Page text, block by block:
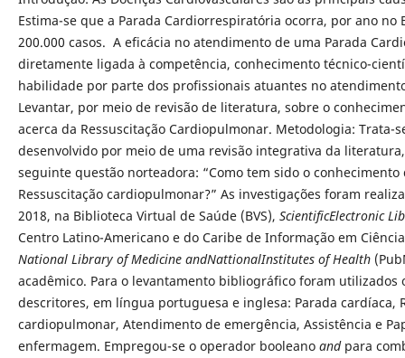
Estima-se que a Parada Cardiorrespiratória ocorra, por ano no
200.000 casos. A eficácia no atendimento de uma Parada
diretamente ligada à competência, conhecimento técnico-
habilidade por parte dos profissionais atuantes no
Levantar, por meio de revisão de literatura, sobre o
acerca da Ressuscitação Cardiopulmonar. Metodologia: Trata-
desenvolvido por meio de uma revisão integrativa da
seguinte questão norteadora: “Como tem sido o
Ressuscitação cardiopulmonar?” As investigações foram
2018, na Biblioteca Virtual de Saúde (BVS), ScientificElectronic
Centro Latino-Americano e do Caribe de Informação em
National Library of Medicine andNattionalInstitutes of Health
acadêmico. Para o levantamento bibliográfico foram utilizados
descritores, em língua portuguesa e inglesa: Parada cardíaca,
cardiopulmonar, Atendimento de emergência, Assistência e
enfermagem. Empregou-se o operador booleano andpara